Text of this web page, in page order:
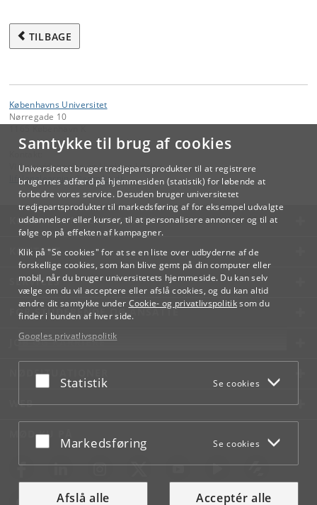
Samtykke til brug af cookies
Universitetet bruger tredjepartsprodukter til at registrere
brugernes adfærd på hjemmesiden (statistik) for løbende at
forbedre vores service. Desuden bruger universitetet
tredjepartsprodukter til markedsføring af for eksempel udvalgte
uddannelser eller kurser, til at personalisere annoncer og til at
følge op på effekten af kampagner.
Klik på "Se cookies" for at se en liste over udbyderne af de
forskellige cookies, som kan blive gemt på din computer eller
mobil, når du bruger universitetets hjemmeside. Du kan selv
vælge om du vil acceptere eller afslå cookies, og du kan altid
ændre dit samtykke under Cookie- og privatlivspolitiksom du
finder i bunden af hver side.
Googles privatlivspolitik
Acceptér eller afslå
Statistik Se cookies
Acceptér eller afslå
Markedsføring Se cookies
Afslå alle Acceptér alle
TILBAGE
Københavns Universitet
Nørregade 10
Videreuddannelse og Livslang Læring
lifelonglearning@adm.ku.dk
KØBENHAVNS UNIVERSITET
KONTAKT
SERVICES
FOR STUDERENDE OG ANSATTE
JOB OG KARRIERE
NØDSITUATIONER
WEB
MØD KU PÅ